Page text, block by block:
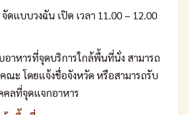
ดแบบวงฉัน เปิด เวลา 11.00 – 12.00
อาหารที่จุดบริการใกล้พื้นที่นั่ง สามารถ
ะ โดยแจ้งชื่อจังหวัด หรือสามารถรับ
ลที่จุดแจกอาหาร